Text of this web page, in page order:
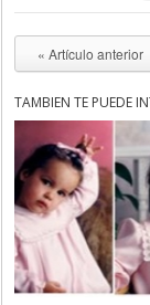
« Artículo anterior
TAMBIÉN TE PUEDE